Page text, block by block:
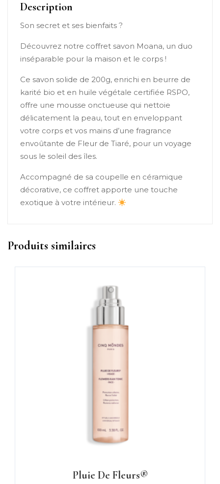
Description
Son secret et ses bienfaits ?
Découvrez notre coffret savon Moana, un duo
inséparable pour la maison et le corps !
Ce savon solide de 200g, enrichi en beurre de
karité bio et en huile végétale certifiée RSPO,
offre une mousse onctueuse qui nettoie
délicatement la peau, tout en enveloppant
votre corps et vos mains d’une fragrance
envoûtante de Fleur de Tiaré, pour un voyage
sous le soleil des îles.
Accompagné de sa coupelle en céramique
décorative, ce coffret apporte une touche
exotique à votre intérieur.
Produits similaires
Pluie De Fleurs®